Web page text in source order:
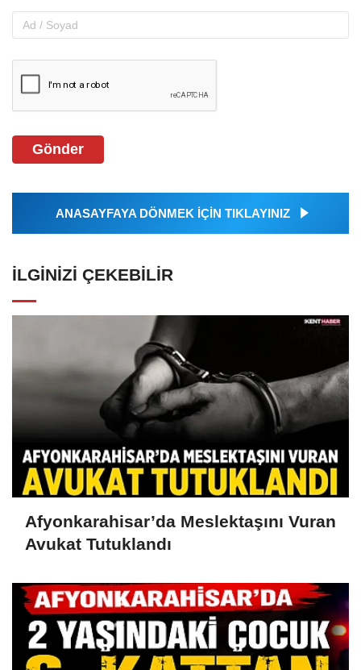
Gönder
ANASAYFAYA DÖNMEK İÇİN TIKLAYINIZ
İLGINIZI ÇEKEBILIR
Afyonkarahisar’da Meslektaşını Vuran
Avukat Tutuklandı